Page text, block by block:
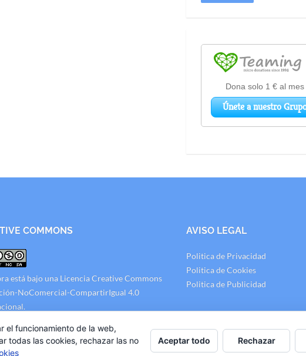
COMMONS
está bajo una Licencia Creative Commons
NoComercial-CompartirIgual 4.0
.
AVISO LEGAL
Politica de Privacidad
Politica de Cookies
Politica de Publicidad
el funcionamiento de la web,
todas las cookies, rechazar las no
Aceptar todo Rechazar